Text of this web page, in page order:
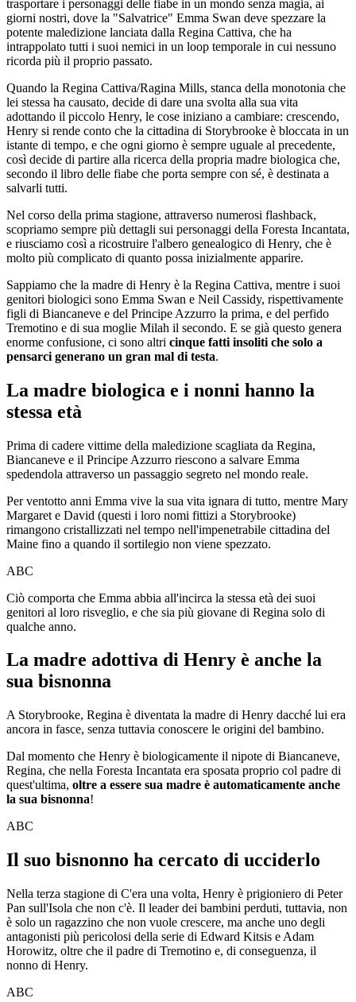
trasportare i personaggi delle fiabe in un mondo senza magia, ai
giorni nostri, dove la "Salvatrice" Emma Swan deve spezzare la
potente maledizione lanciata dalla Regina Cattiva, che ha
intrappolato tutti i suoi nemici in un loop temporale in cui nessuno
ricorda più il proprio passato.
Quando la Regina Cattiva/Ragina Mills, stanca della monotonia che
lei stessa ha causato, decide di dare una svolta alla sua vita
adottando il piccolo Henry, le cose iniziano a cambiare: crescendo,
Henry si rende conto che la cittadina di Storybrooke è bloccata in un
istante di tempo, e che ogni giorno è sempre uguale al precedente,
così decide di partire alla ricerca della propria madre biologica che,
secondo il libro delle fiabe che porta sempre con sé, è destinata a
salvarli tutti.
Nel corso della prima stagione, attraverso numerosi flashback,
scopriamo sempre più dettagli sui personaggi della Foresta Incantata,
e riusciamo così a ricostruire l'albero genealogico di Henry, che è
molto più complicato di quanto possa inizialmente apparire.
Sappiamo che la madre di Henry è la Regina Cattiva, mentre i suoi
genitori biologici sono Emma Swan e Neil Cassidy, rispettivamente
figli di Biancaneve e del Principe Azzurro la prima, e del perfido
Tremotino e di sua moglie Milah il secondo. E se già questo genera
enorme confusione, ci sono altri cinque fatti insoliti che solo a
pensarci generano un gran mal di testa.
La madre biologica e i nonni hanno la
stessa età
Prima di cadere vittime della maledizione scagliata da Regina,
Biancaneve e il Principe Azzurro riescono a salvare Emma
spedendola attraverso un passaggio segreto nel mondo reale.
Per ventotto anni Emma vive la sua vita ignara di tutto, mentre Mary
Margaret e David (questi i loro nomi fittizi a Storybrooke)
rimangono cristallizzati nel tempo nell'impenetrabile cittadina del
Maine fino a quando il sortilegio non viene spezzato.
ABC
Ciò comporta che Emma abbia all'incirca la stessa età dei suoi
genitori al loro risveglio, e che sia più giovane di Regina solo di
qualche anno.
La madre adottiva di Henry è anche la
sua bisnonna
A Storybrooke, Regina è diventata la madre di Henry dacché lui era
ancora in fasce, senza tuttavia conoscere le origini del bambino.
Dal momento che Henry è biologicamente il nipote di Biancaneve,
Regina, che nella Foresta Incantata era sposata proprio col padre di
quest'ultima, oltre a essere sua madre è automaticamente anche
la sua bisnonna!
ABC
Il suo bisnonno ha cercato di ucciderlo
Nella terza stagione di C'era una volta, Henry è prigioniero di Peter
Pan sull'Isola che non c'è. Il leader dei bambini perduti, tuttavia, non
è solo un ragazzino che non vuole crescere, ma anche uno degli
antagonisti più pericolosi della serie di Edward Kitsis e Adam
Horowitz, oltre che il padre di Tremotino e, di conseguenza, il
nonno di Henry.
ABC